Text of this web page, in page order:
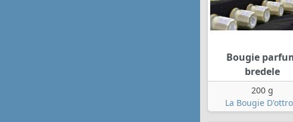
Bougie
bredele
200 g
La Bougie